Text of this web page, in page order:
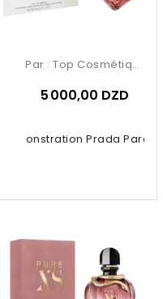
Prada
Par : Top Cosmétiques
5 000,00 DZD